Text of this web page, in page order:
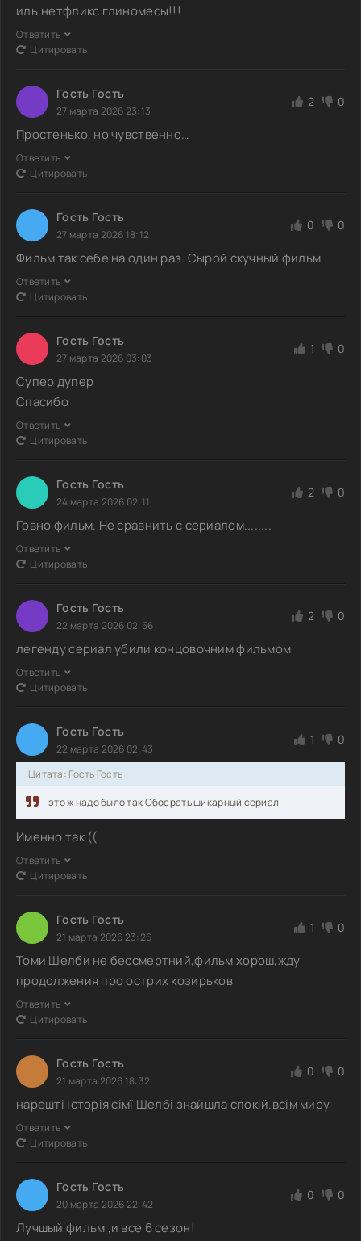
иль,нетфликс глиномесы!!!
Ответить
Цитировать
Гость Гость
27 марта 2026 23:13
2 0
Простенько, но чувственно…
Ответить
Цитировать
Гость Гость
27 марта 2026 18:12
0 0
Фильм так себе на один раз. Сырой скучный фильм
Ответить
Цитировать
Гость Гость
27 марта 2026 03:03
1 0
Супер дупер
Спасибо
Ответить
Цитировать
Гость Гость
24 марта 2026 02:11
2 0
Говно фильм. Не сравнить с сериалом........
Ответить
Цитировать
Гость Гость
22 марта 2026 02:56
2 0
легенду сериал убили концовочним фильмом
Ответить
Цитировать
Гость Гость
22 марта 2026 02:43
1 0
Цитата: Гость Гость
это ж надо было так Обосрать шикарный сериал.
Именно так ((
Ответить
Цитировать
Гость Гость
21 марта 2026 23:26
1 0
Томи Шелби не бессмертний,фильм хорош,жду
продолжения про острих козирьков
Ответить
Цитировать
Гость Гость
21 марта 2026 18:32
0 0
нарешті історія сімї Шелбі знайшла спокій.всім миру
Ответить
Цитировать
Гость Гость
20 марта 2026 22:42
0 0
Лучшый фильм ,и все 6 сезон!